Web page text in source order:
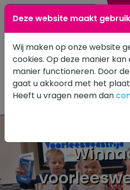
Deze website maakt
Wij maken op onze website
cookies. Op deze manier
manier functioneren. Door
gaat u akkoord met het
Heeft u vragen neem dan